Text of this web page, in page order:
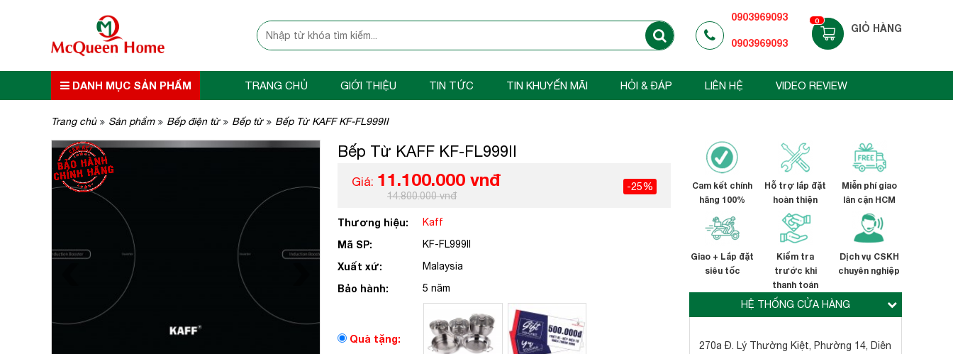
0903969093
0903969093
0
GIỎ HÀNG
DANH MỤC SẢN PHẨM TRANG CHỦ GIỚI THIỆU TIN TỨC TIN KHUYẾN MÃI HỎI & ĐÁP LIÊN HỆ VIDEO REVIEW
Trang chủ Sản phẩm Bếp điện từ Bếp từ Bếp Từ KAFF KF-FL999II
Bếp Từ KAFF KF-FL999II
Giá: 11.100.000 vnđ
14.800.000 vnđ
-25%
Thương hiệu: Kaff
Mã SP: KF-FL999II
Xuất xứ: Malaysia
Bảo hành: 5 năm
Quà tặng:
Cam kết chính
hãng 100%
Hỗ trợ lắp đặt
hoàn thiện
Miễn phí giao
lân cận HCM
Giao + Lắp đặt
siêu tốc
Kiểm tra
trước khi
thanh toán
Dịch vụ CSKH
chuyên nghiệp
HỆ THỐNG CỬA HÀNG
270a Đ. Lý Thường Kiệt, Phường 14, Diên